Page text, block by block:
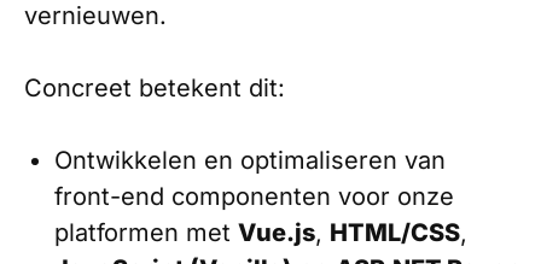
vernieuwen.
Concreet betekent dit:
Ontwikkelen en optimaliseren van
front-end componenten voor onze
platformen met Vue.js, HTML/CSS,